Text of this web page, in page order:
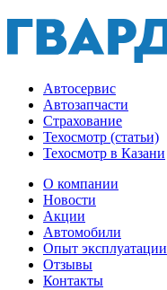
Автосервис
Автозапчасти
Страхование
Техосмотр (статьи)
Техосмотр в Казани
О компании
Новости
Акции
Автомобили
Опыт эксплуатации
Отзывы
Контакты